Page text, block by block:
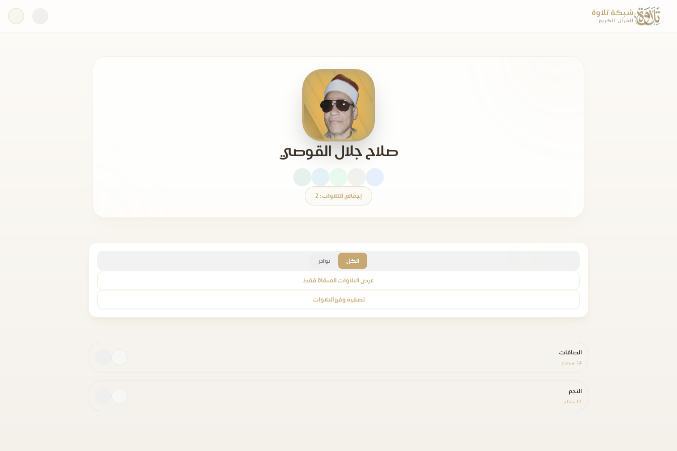
شبكة تلاوة
للقرآن الكريم
صلاح جلال القوصي
إجمالي التلاوات: 2
الكل نوادر
عرض التلاوات المنقاة فقط
تصفية وفرز التلاوات
الصافات
14 استماع
النجم
2 استماع